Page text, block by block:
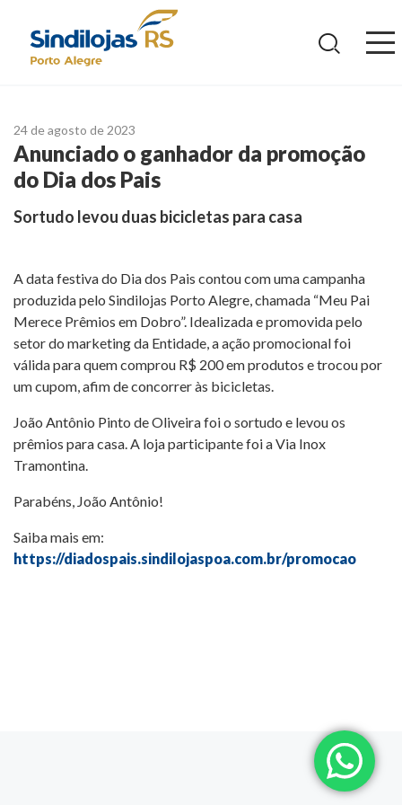
24 de agosto de 2023
Anunciado o ganhador da promoção
do Dia dos Pais
Sortudo levou duas bicicletas para casa
A data festiva do Dia dos Pais contou com uma campanha
produzida pelo Sindilojas Porto Alegre, chamada “Meu Pai
Merece Prêmios em Dobro”. Idealizada e promovida pelo
setor do marketing da Entidade, a ação promocional foi
válida para quem comprou R$ 200 em produtos e trocou por
um cupom, afim de concorrer às bicicletas.
João Antônio Pinto de Oliveira foi o sortudo e levou os
prêmios para casa. A loja participante foi a Via Inox
Tramontina.
Parabéns, João Antônio!
Saiba mais em:
https://diadospais.sindilojaspoa.com.br/promocao